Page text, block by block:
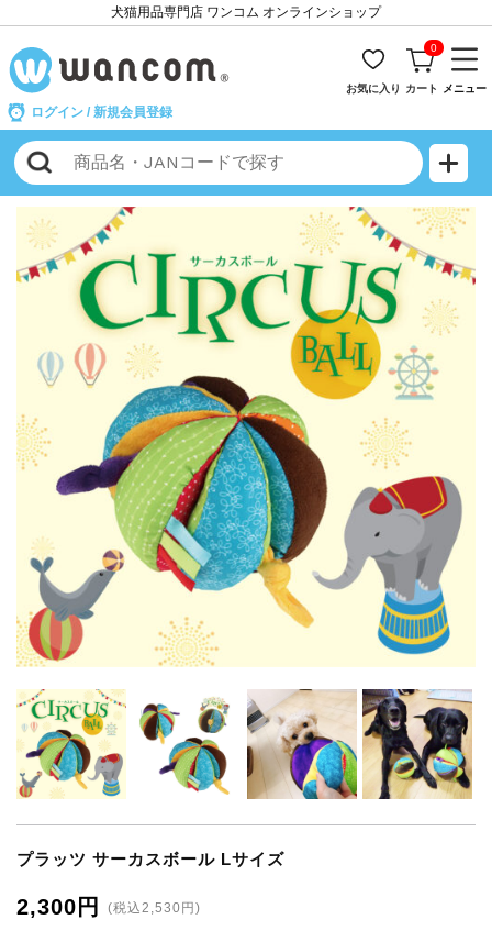
犬猫用品専門店 ワンコム オンラインショップ
ログイン / 新規会員登録
お気に入り
0
カート メニュー
プラッツ サーカスボール Lサイズ
2,300円 (税込2,530円)